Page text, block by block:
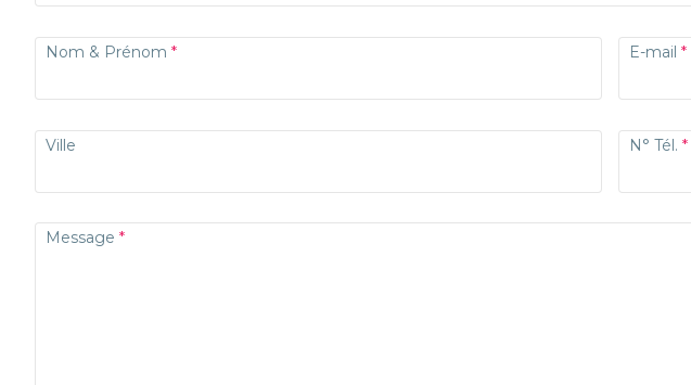
Nom & Prénom E-mail
Ville N° Tél.
Message